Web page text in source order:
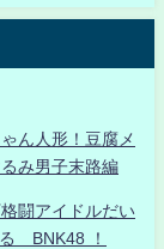
ん人形！豆腐メ
み男子末路編
闘アイドルだい
BNK48 ！